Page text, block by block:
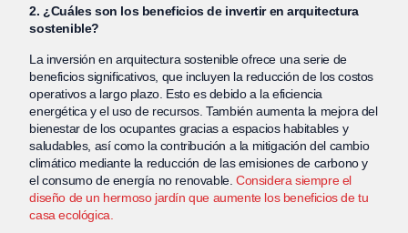
2. ¿Cuáles son los beneficios de invertir en arquitectura
sostenible?
La inversión en arquitectura sostenible ofrece una serie de
beneficios significativos, que incluyen la reducción de los costos
operativos a largo plazo. Esto es debido a la eficiencia
energética y el uso de recursos. También aumenta la mejora del
bienestar de los ocupantes gracias a espacios habitables y
saludables, así como la contribución a la mitigación del cambio
climático mediante la reducción de las emisiones de carbono y
el consumo de energía no renovable. Considera siempre el
diseño de un hermoso jardín que aumente los beneficios de tu
casa ecológica.